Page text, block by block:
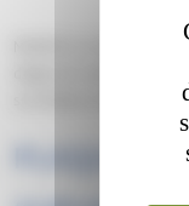
diagnostic
surveillance de
PLAQUETTE